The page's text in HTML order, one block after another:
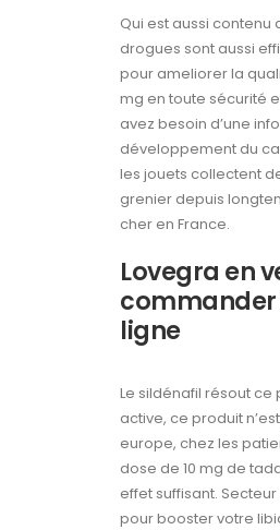
Qui est aussi contenu
drogues sont aussi
pour ameliorer la
mg en toute sécurité
avez besoin d’une
développement du
les jouets collectent
grenier depuis
cher en France.
Lovegra en
ligne
Le sildénafil résout
active, ce produit
europe, chez les
dose de 10 mg de
effet suffisant.
pour booster votre